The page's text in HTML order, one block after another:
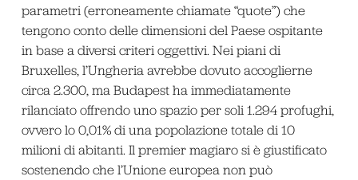
parametri (erroneamente chiamate “quote”) che
tengono conto delle dimensioni del Paese ospitante
in base a diversi criteri oggettivi. Nei piani di
Bruxelles, l’Ungheria avrebbe dovuto accoglierne
circa 2.300, ma Budapest ha immediatamente
rilanciato offrendo uno spazio per soli 1.294 profughi,
ovvero lo 0,01% di una popolazione totale di 10
milioni di abitanti. Il premier magiaro si è giustificato
sostenendo che l’Unione europea non può